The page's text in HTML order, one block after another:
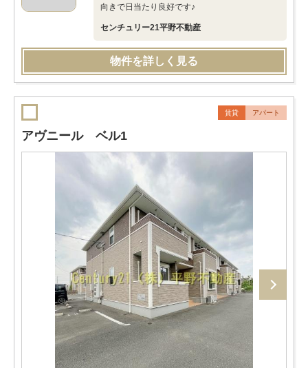
向きで日当たり良好です♪
センチュリー21平野不動産
物件を詳しく見る
賃貸 アパート
アヴニール ベル1